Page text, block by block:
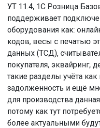
УТ 11.4, 1С Розница
поддерживает
оборудования как:
кодов, весы с печатью
данных (ТСД),
покупателя,
такие разделы учёта
задолженность и ещё
для производства
потому как тут
более актуальными